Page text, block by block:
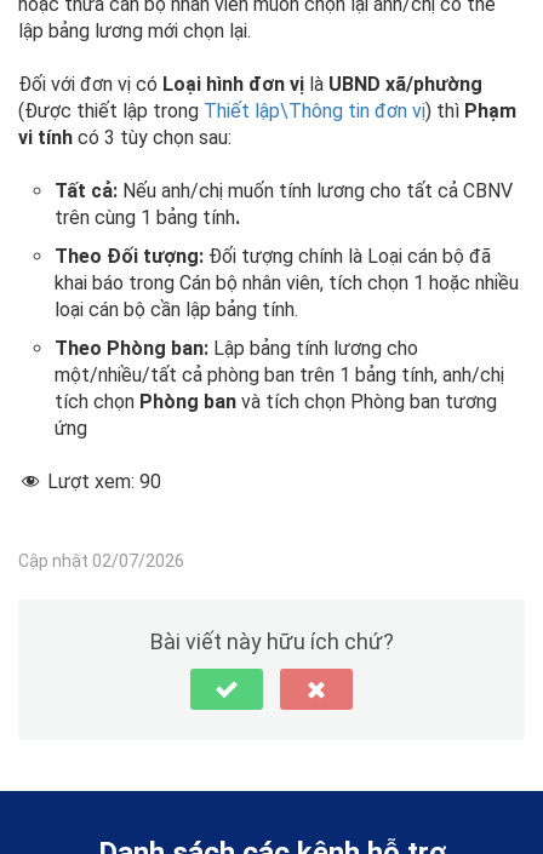
lập bảng lương mới chọn lại.
Đối với đơn vị có Loại hình đơn vị là UBND xã/phường
(Được thiết lập trong Thiết lập\Thông tin đơn vị) thì Phạm
vi tính có 3 tùy chọn sau:
Tất cả: Nếu anh/chị muốn tính lương cho tất cả CBNV
trên cùng 1 bảng tính.
Theo Đối tượng: Đối tượng chính là Loại cán bộ đã
khai báo trong Cán bộ nhân viên, tích chọn 1 hoặc nhiều
loại cán bộ cần lập bảng tính.
Theo Phòng ban: Lập bảng tính lương cho
một/nhiều/tất cả phòng ban trên 1 bảng tính, anh/chị
tích chọn Phòng ban và tích chọn Phòng ban tương
ứng
Lượt xem: 90
Cập nhật 02/07/2026
Bài viết này hữu ích chứ?